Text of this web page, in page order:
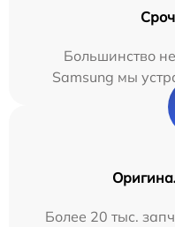
Большинство
Samsung мы
Более 20 тыс.